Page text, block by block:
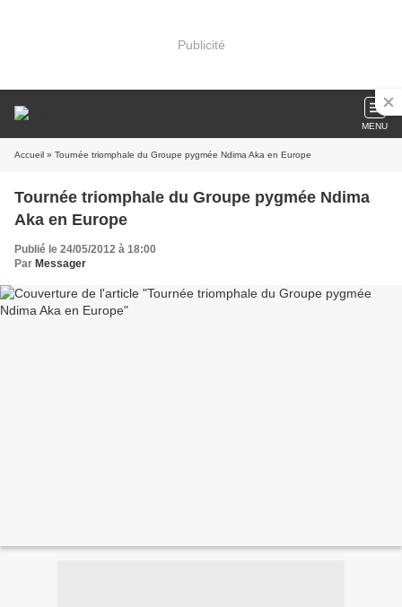
Publicité
MENU
Accueil » Tournée triomphale du Groupe pygmée Ndima Aka en Europe
Tournée triomphale du Groupe pygmée Ndima
Aka en Europe
Publié le 24/05/2012 à 18:00
Par Messager